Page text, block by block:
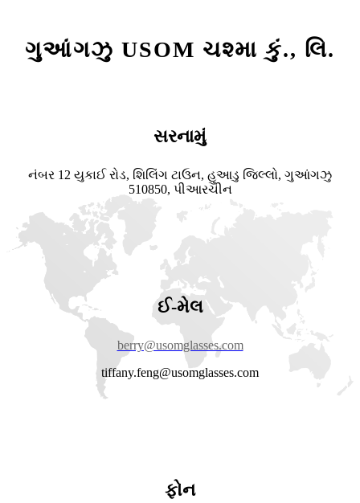
ગુઆંગઝુ USOM ચશ્મા કું., લિ.
સરનામું
નંબર 12 યુકાઈ રોડ, શિલિંગ ટાઉન, હુઆડુ જિલ્લો, ગુઆંગઝુ
510850, પીઆરચીન
ઈ-મેલ
berry@usomglasses.com
tiffany.feng@usomglasses.com
ફોન